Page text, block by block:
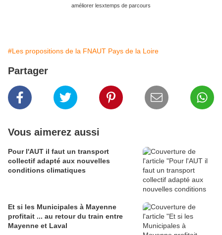
améliorer lesxtemps de parcours
#Les propositions de la FNAUT Pays de la Loire
Partager
Vous aimerez aussi
Pour l'AUT il faut un transport
collectif adapté aux nouvelles
conditions climatiques
Et si les Municipales à Mayenne
profitait ... au retour du train entre
Mayenne et Laval